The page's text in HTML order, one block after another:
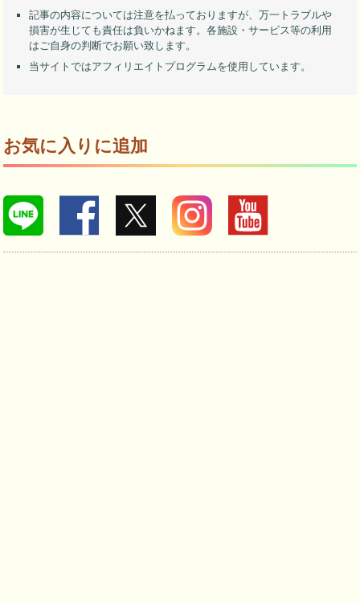
記事の内容については注意を払っておりますが、万一トラブルや
損害が生じても責任は負いかねます。各施設・サービス等の利用
はご自身の判断でお願い致します。
当サイトではアフィリエイトプログラムを使用しています。
お気に入りに追加